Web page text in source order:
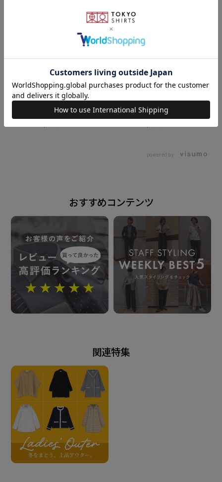
て取り外し可能です◎。
素材
表地・中わた・裏地・ファー：ポリエステル100%
中国
発売日
2025年10月30日
この商品に対するお問い合わせ
powered by
おすすめコンテンツ
関連特集